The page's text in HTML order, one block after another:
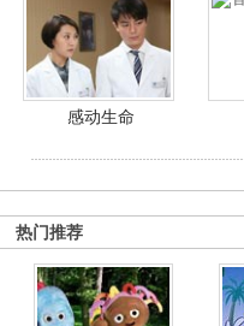
感动生命
热门推荐